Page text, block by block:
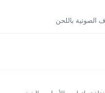
الصوتية باللحن